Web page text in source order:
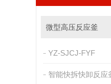
微型高压反应釜
YZ-SJCJ-FYF
智能快拆快卸反应